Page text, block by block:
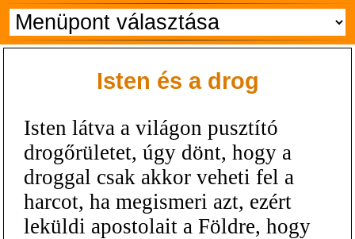
Isten és a drog
Isten látva a világon pusztító
drogőrületet, úgy dönt, hogy a
droggal csak akkor veheti fel a
harcot, ha megismeri azt, ezért
leküldi apostolait a Földre, hogy